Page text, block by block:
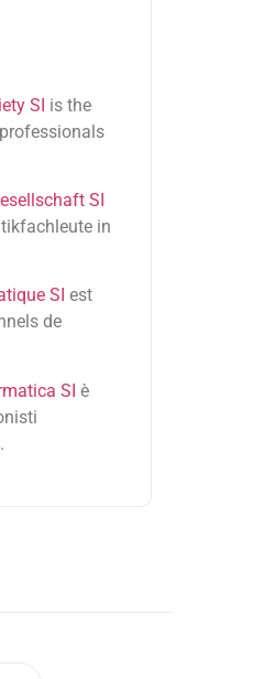
SI is the
SI
in
SI est
de
SI è